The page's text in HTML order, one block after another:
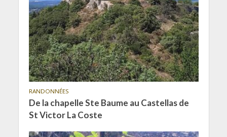
RANDONNÉES
De la chapelle Ste Baume au Castellas de
St Victor La Coste